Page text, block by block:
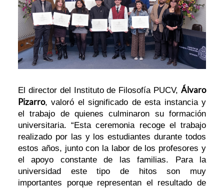
El director del Instituto de Filosofía PUCV, Álvaro
Pizarro, valoró el significado de esta instancia y
el trabajo de quienes culminaron su formación
universitaria. “Esta ceremonia recoge el trabajo
realizado por las y los estudiantes durante todos
estos años, junto con la labor de los profesores y
el apoyo constante de las familias. Para la
universidad este tipo de hitos son muy
importantes porque representan el resultado de